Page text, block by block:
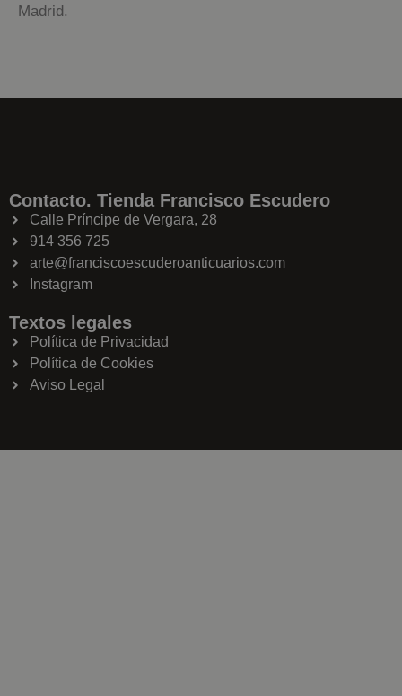
Madrid.
Contacto. Tienda Francisco Escudero
Calle Príncipe de Vergara, 28
914 356 725
arte@franciscoescuderoanticuarios.com
Instagram
Textos legales
Política de Privacidad
Política de Cookies
Aviso Legal